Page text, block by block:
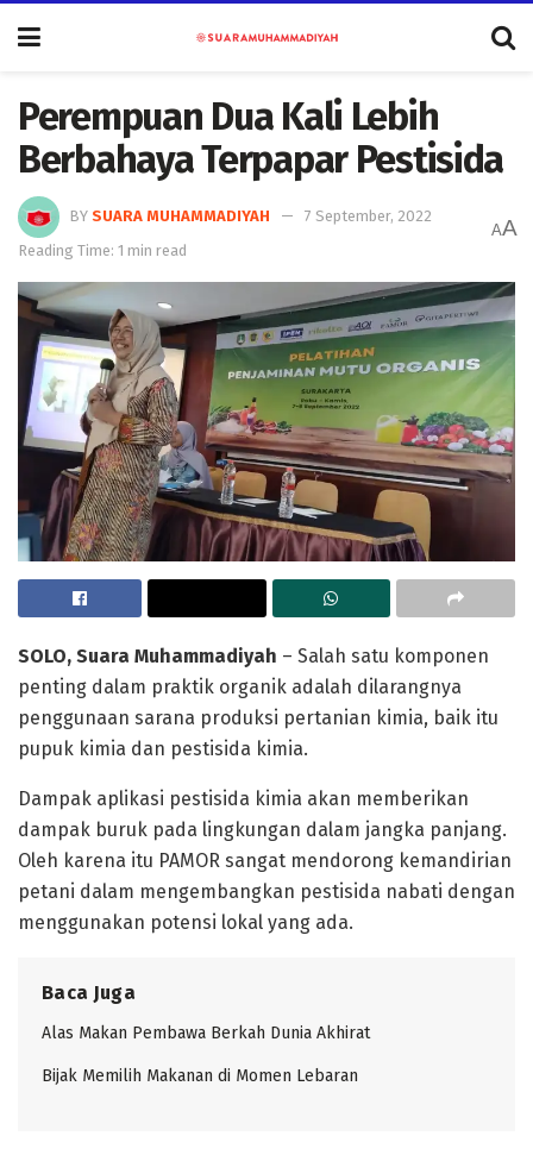
Perempuan Dua Kali Lebih
Berbahaya Terpapar Pestisida
BY SUARA MUHAMMADIYAH
7 September, 2022
Reading Time: 1 min read
AA
SOLO, Suara Muhammadiyah – Salah satu komponen
penting dalam praktik organik adalah dilarangnya
penggunaan sarana produksi pertanian kimia, baik itu
pupuk kimia dan pestisida kimia.
Dampak aplikasi pestisida kimia akan memberikan
dampak buruk pada lingkungan dalam jangka panjang.
Oleh karena itu PAMOR sangat mendorong kemandirian
petani dalam mengembangkan pestisida nabati dengan
menggunakan potensi lokal yang ada.
Baca Juga
Alas Makan Pembawa Berkah Dunia Akhirat
Bijak Memilih Makanan di Momen Lebaran